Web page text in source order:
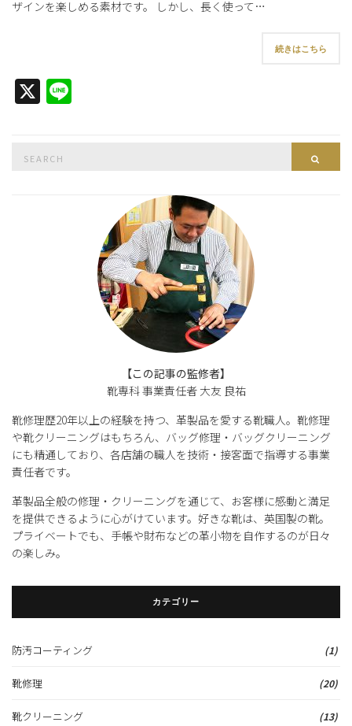
ザインを楽しめる素材です。 しかし、長く使って…
続きはこちら
X
for:
【この記事の監修者】
靴専科 事業責任者 大友 良祐
靴修理歴20年以上の経験を持つ、革製品を愛する靴職人。靴修理
や靴クリーニングはもちろん、バッグ修理・バッグクリーニング
にも精通しており、各店舗の職人を技術・接客面で指導する事業
責任者です。
革製品全般の修理・クリーニングを通じて、お客様に感動と満足
を提供できるように心がけています。好きな靴は、英国製の靴。
プライベートでも、手帳や財布などの革小物を自作するのが日々
の楽しみ。
カテゴリー
防汚コーティング (1)
靴修理 (20)
靴クリーニング (13)